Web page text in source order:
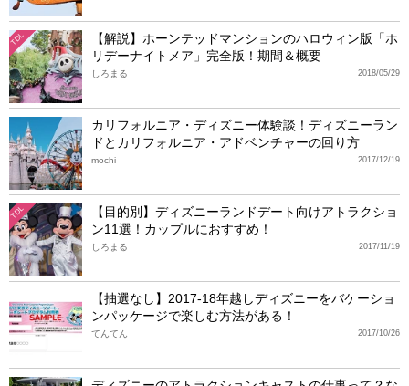
TDL
【解説】ホーンテッドマンションのハロウィン版「ホ
リデーナイトメア」完全版！期間＆概要
2018/05/29
しろまる
カリフォルニア・ディズニー体験談！ディズニーラン
ドとカリフォルニア・アドベンチャーの回り方
2017/12/19
mochi
TDL
【目的別】ディズニーランドデート向けアトラクショ
ン11選！カップルにおすすめ！
2017/11/19
しろまる
【抽選なし】2017-18年越しディズニーをバケーショ
ンパッケージで楽しむ方法がある！
2017/10/26
てんてん